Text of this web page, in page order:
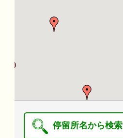
停留所名から検索